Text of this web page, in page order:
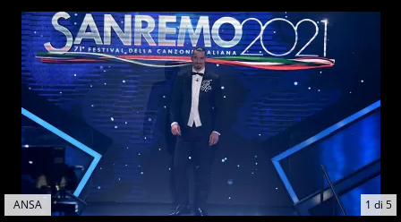
1 di 5
ANSA